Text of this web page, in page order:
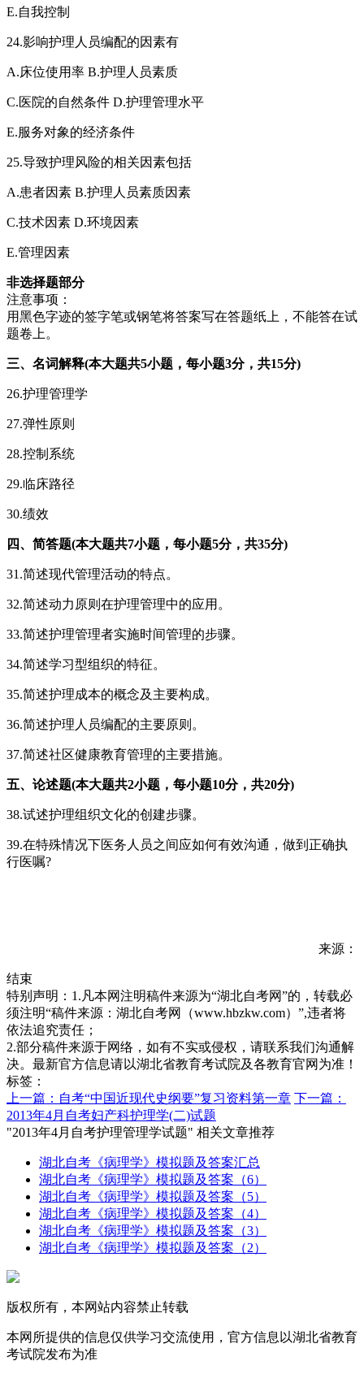
E.自我控制
24.影响护理人员编配的因素有
A.床位使用率 B.护理人员素质
C.医院的自然条件 D.护理管理水平
E.服务对象的经济条件
25.导致护理风险的相关因素包括
A.患者因素 B.护理人员素质因素
C.技术因素 D.环境因素
E.管理因素
非选择题部分
注意事项：
用黑色字迹的签字笔或钢笔将答案写在答题纸上，不能答在试
题卷上。
三、名词解释(本大题共5小题，每小题3分，共15分)
26.护理管理学
27.弹性原则
28.控制系统
29.临床路径
30.绩效
四、简答题(本大题共7小题，每小题5分，共35分)
31.简述现代管理活动的特点。
32.简述动力原则在护理管理中的应用。
33.简述护理管理者实施时间管理的步骤。
34.简述学习型组织的特征。
35.简述护理成本的概念及主要构成。
36.简述护理人员编配的主要原则。
37.简述社区健康教育管理的主要措施。
五、论述题(本大题共2小题，每小题10分，共20分)
38.试述护理组织文化的创建步骤。
39.在特殊情况下医务人员之间应如何有效沟通，做到正确执
行医嘱?
来源：
结束
特别声明：1.凡本网注明稿件来源为“湖北自考网”的，转载必
须注明“稿件来源：湖北自考网（www.hbzkw.com）”,违者将
依法追究责任；
2.部分稿件来源于网络，如有不实或侵权，请联系我们沟通解
决。最新官方信息请以湖北省教育考试院及各教育官网为准！
标签：
上一篇：自考“中国近现代史纲要”复习资料第一章 下一篇：
2013年4月自考妇产科护理学(二)试题
"2013年4月自考护理管理学试题" 相关文章推荐
湖北自考《病理学》模拟题及答案汇总
湖北自考《病理学》模拟题及答案（6）
湖北自考《病理学》模拟题及答案（5）
湖北自考《病理学》模拟题及答案（4）
湖北自考《病理学》模拟题及答案（3）
湖北自考《病理学》模拟题及答案（2）
版权所有，本网站内容禁止转载
本网所提供的信息仅供学习交流使用，官方信息以湖北省教育
考试院发布为准